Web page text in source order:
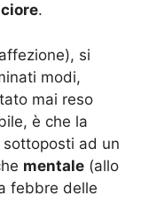
.
si
modi,
mai reso
è che la
ad un
mentale (allo
febbre delle